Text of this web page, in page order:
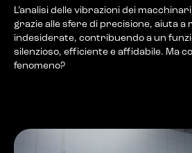
L’analisi delle vibrazioni dei
grazie alle sfere di precisione, aiuta a
indesiderate, contribuendo a un
silenzioso, efficiente e affidabile. Ma
fenomeno?